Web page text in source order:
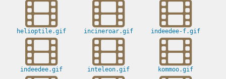
helioptile.gif incineroar.gif indeedee-f.gif
indeedee.gif inteleon.gif kommoo.gif